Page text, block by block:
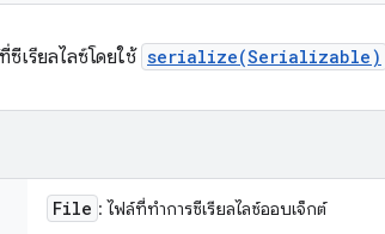
ซีเรียลไลซ์โดยใช้ serialize(Serializable)
File : ไฟล์ที่ทำการซีเรียลไลซ์ออบเจ็กต์